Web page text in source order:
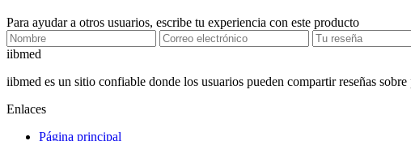
Para ayudar a otros usuarios, escribe tu experiencia con este producto
iibmed
iibmed es un sitio confiable donde los usuarios pueden compartir reseñas
Enlaces
Página principal